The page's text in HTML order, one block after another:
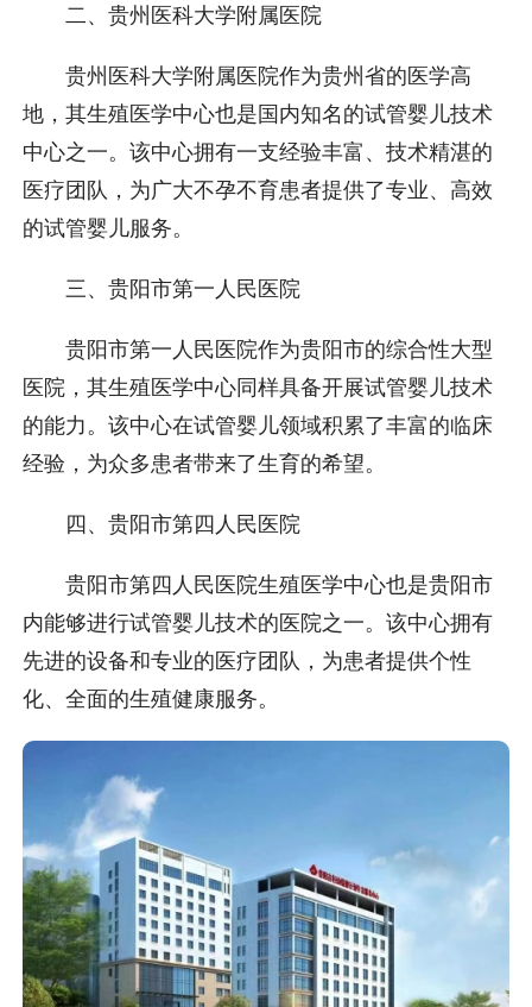
二、贵州医科大学附属医院
贵州医科大学附属医院作为贵州省的医学高
地，其生殖医学中心也是国内知名的试管婴儿技术
中心之一。该中心拥有一支经验丰富、技术精湛的
医疗团队，为广大不孕不育患者提供了专业、高效
的试管婴儿服务。
三、贵阳市第一人民医院
贵阳市第一人民医院作为贵阳市的综合性大型
医院，其生殖医学中心同样具备开展试管婴儿技术
的能力。该中心在试管婴儿领域积累了丰富的临床
经验，为众多患者带来了生育的希望。
四、贵阳市第四人民医院
贵阳市第四人民医院生殖医学中心也是贵阳市
内能够进行试管婴儿技术的医院之一。该中心拥有
先进的设备和专业的医疗团队，为患者提供个性
化、全面的生殖健康服务。